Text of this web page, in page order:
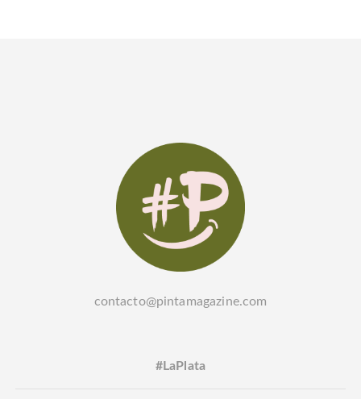
contacto@pintamagazine.com
#LaPlata